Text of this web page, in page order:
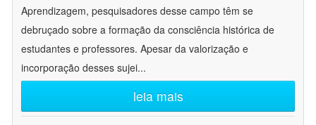
Aprendizagem, pesquisadores desse campo têm se
debruçado sobre a formação da consciência histórica de
estudantes e professores. Apesar da valorização e
incorporação desses sujei...
leia mais